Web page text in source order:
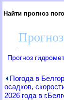
Найти прогноз
Прогноз
Погода в
осадков,
2026 года в